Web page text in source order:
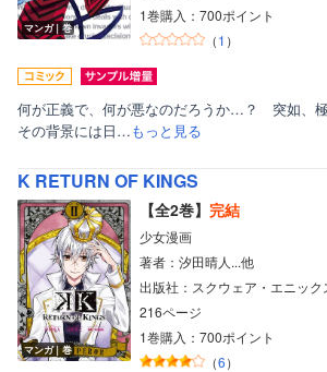
マンガ｜巻
1巻購入：700ポイント
（1 ）
何が正義で、何が悪なのだろうか…？ 突如、極
その背景には日…もっと見る
K RETURN OF KINGS
マンガ｜巻
【全2巻】 完結
少女漫画
著者：汐田晴人...他
出版社：スクウェア・エニック
216ページ
1巻購入：700ポイント
（6）
ボーイズラブ
ティーンズラブ
美女・美少女
女性写真集